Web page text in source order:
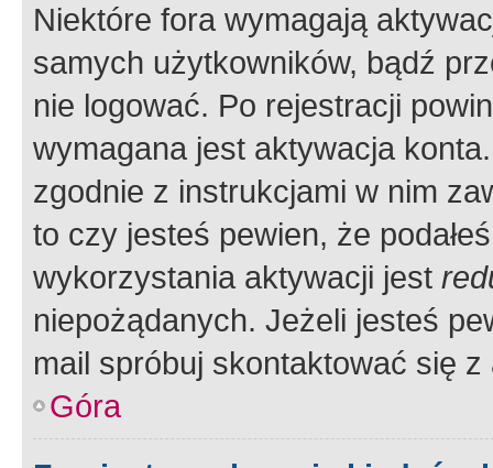
Niektóre fora wymagają
samych użytkowników, bądź
nie logować. Po rejestracji
wymagana jest aktywacja
zgodnie z instrukcjami w nim
to czy jesteś pewien, że
wykorzystania aktywacji jest
niepożądanych. Jeżeli jesteś
mail spróbuj skontaktować się
Góra